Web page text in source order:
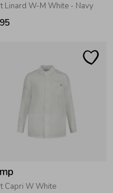
Linard W-M White - Navy
Capri W White